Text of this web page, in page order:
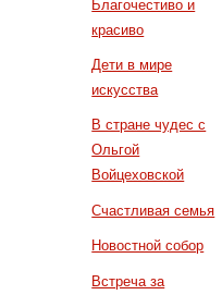
Благочестиво и
красиво
Дети в мире
искусства
В стране чудес с
Ольгой
Войцеховской
Счастливая семья
Новостной собор
Встреча за